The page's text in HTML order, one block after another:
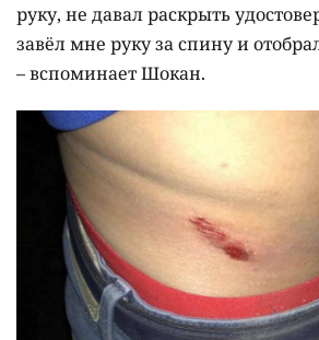
руку, не давал раскрыть
завёл мне руку за спину и
– вспоминает Шокан.